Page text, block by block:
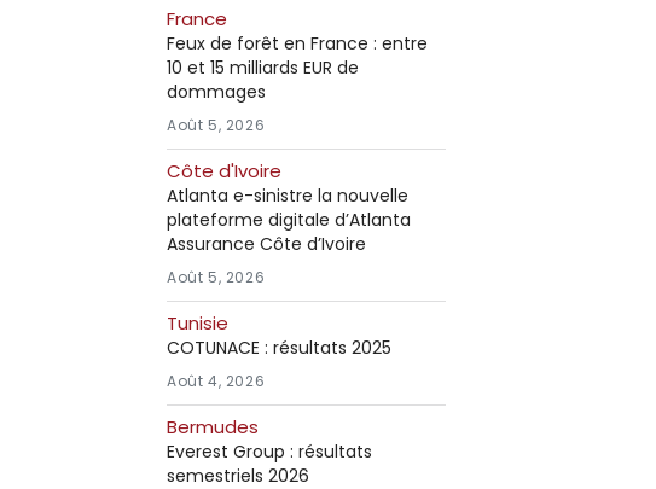
France
Feux de forêt en France : entre
10 et 15 milliards EUR de
dommages
Août 5, 2026
Côte d'Ivoire
Atlanta e-sinistre la nouvelle
plateforme digitale d’Atlanta
Assurance Côte d’Ivoire
Août 5, 2026
Tunisie
COTUNACE : résultats 2025
Août 4, 2026
Bermudes
Everest Group : résultats
semestriels 2026